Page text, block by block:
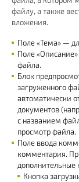
файлу, а также
вложения.
Поле «Тема» —
Поле
файла.
Блок
загруженного
автоматически
документов
с названием
просмотр файла.
Поле ввода
комментария.
дополнительные
Кнопка